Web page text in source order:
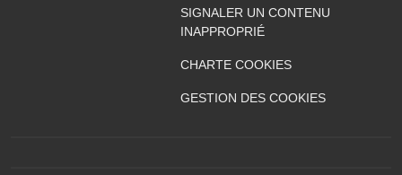
SIGNALER UN CONTENU
INAPPROPRIÉ
CHARTE COOKIES
GESTION DES COOKIES